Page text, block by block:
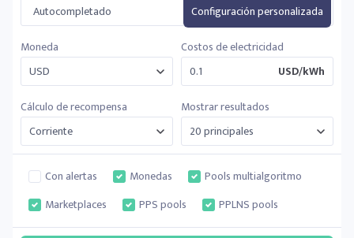
Autocompletado
Configuración personalizada
Moneda
Costos de electricidad
USD/kWh
Cálculo de recompensa
Mostrar resultados
Con alertas Monedas
Pools multialgoritmo
Marketplaces
PPS pools PPLNS pools